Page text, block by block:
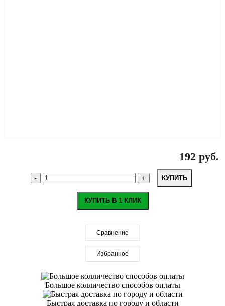
192 руб.
КУПИТЬ
КУПИТЬ В 1 КЛИК
Сравнение
Избранное
Большое колличество способов оплаты
Быстрая доставка по городу и области